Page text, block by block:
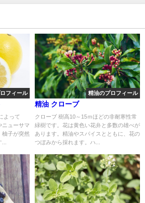
フィール
よって
ニューサマ
柚子が突然
精油のプロフィール
精油 クローブ
クローブ 樹高10～15ｍほどの非耐寒性常
緑樹です。花は黄色い花弁と多数の雄べが
あります。精油やスパイスとともに、花の
つぼみから採れます。ハ...